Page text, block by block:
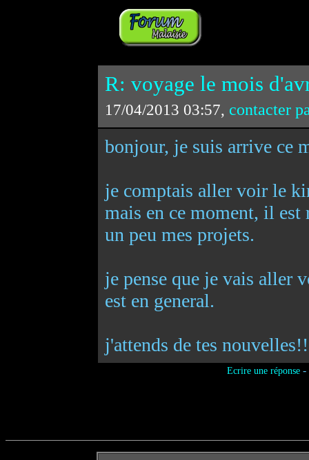
R: voyage le mois
17/04/2013 03:57, contacter
bonjour, je suis arrive ce
je comptais aller voir le
mais en ce moment, il
un peu mes projets.
je pense que je vais aller
est en general.
j'attends de tes
Ecrire une réponse-